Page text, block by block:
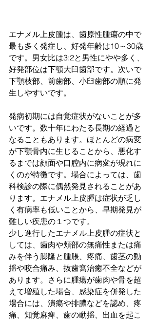
エナメル上皮腫は、歯原性腫瘍の中で
最も多く発症し、好発年齢は10～30歳
です。男女比は3:2と男性にやや多く、
好発部位は下顎大臼歯部です。次いで
下顎枝部、前歯部、小臼歯部の順に発
生しやすいです。
発病初期には自覚症状がないことが多
いです。数十年にわたる長期の経過と
なることもあります。ほとんどの病変
が下顎骨内に生じることから、悪化す
るまでは顔面や口腔内に病変が現れに
くのが特徴です。場合によっては、歯
科検診の際に偶然発見されることがあ
ります。エナメル上皮腫は症状が乏し
く有病率も低いことから、早期発見が
難しい疾患の１つです。
少し進行したエナメル上皮腫の症状と
しては、歯肉や頬部の無痛性または痛
みを伴う膨隆と腫脹、疼痛、歯茎の動
揺や咬合痛み、抜歯窩治癒不全などが
あります。さらに腫瘍が歯肉や骨を超
えて増殖した場合、感染症を併発した
場合には、潰瘍や排膿などを認め、疼
痛、知覚麻痺、歯の動揺、出血を起こ